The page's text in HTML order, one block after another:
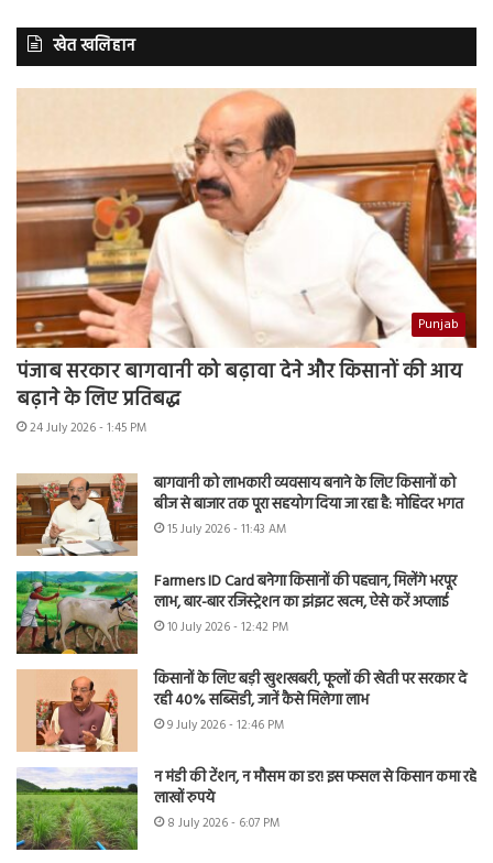
खेत खलिहान
Punjab
पंजाब सरकार बागवानी को बढ़ावा देने और किसानों की आय
बढ़ाने के लिए प्रतिबद्ध
24 July 2026 - 1:45 PM
बागवानी को लाभकारी व्यवसाय बनाने के लिए किसानों को
बीज से बाजार तक पूरा सहयोग दिया जा रहा है: मोहिंदर भगत
15 July 2026 - 11:43 AM
Farmers ID Card बनेगा किसानों की पहचान, मिलेंगे भरपूर
लाभ, बार-बार रजिस्ट्रेशन का झंझट खत्म, ऐसे करें अप्लाई
10 July 2026 - 12:42 PM
किसानों के लिए बड़ी खुशखबरी, फूलों की खेती पर सरकार दे
रही 40% सब्सिडी, जानें कैसे मिलेगा लाभ
9 July 2026 - 12:46 PM
न मंडी की टेंशन, न मौसम का डर! इस फसल से किसान कमा रहे
लाखों रुपये
8 July 2026 - 6:07 PM